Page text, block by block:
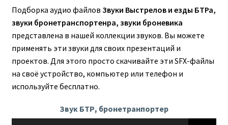
Подборка аудио файлов Звуки Выстрелов и езды БТРа,
звуки бронетранспортенра, звуки броневика
представлена в нашей коллекции звуков. Вы можете
применять эти звуки для своих презентаций и
проектов. Для этого просто скачивайте эти SFX-файлы
на своё устройство, компьютер или телефон и
используйте бесплатно.
Звук БТР, бронетранпортер